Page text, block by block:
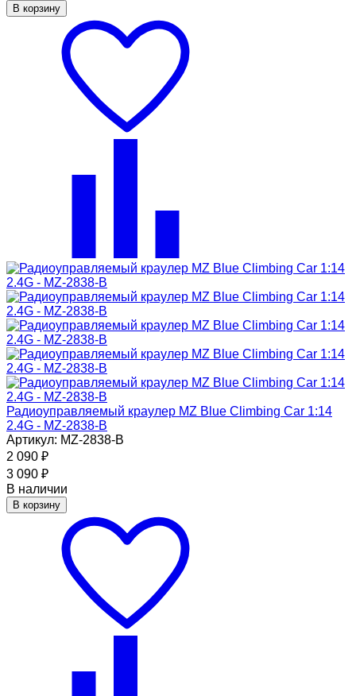
В корзину
Радиоуправляемый краулер MZ Blue Climbing Car 1:14
2.4G - MZ-2838-B
Артикул: MZ-2838-B
2 090 ₽
3 090 ₽
В наличии
В корзину